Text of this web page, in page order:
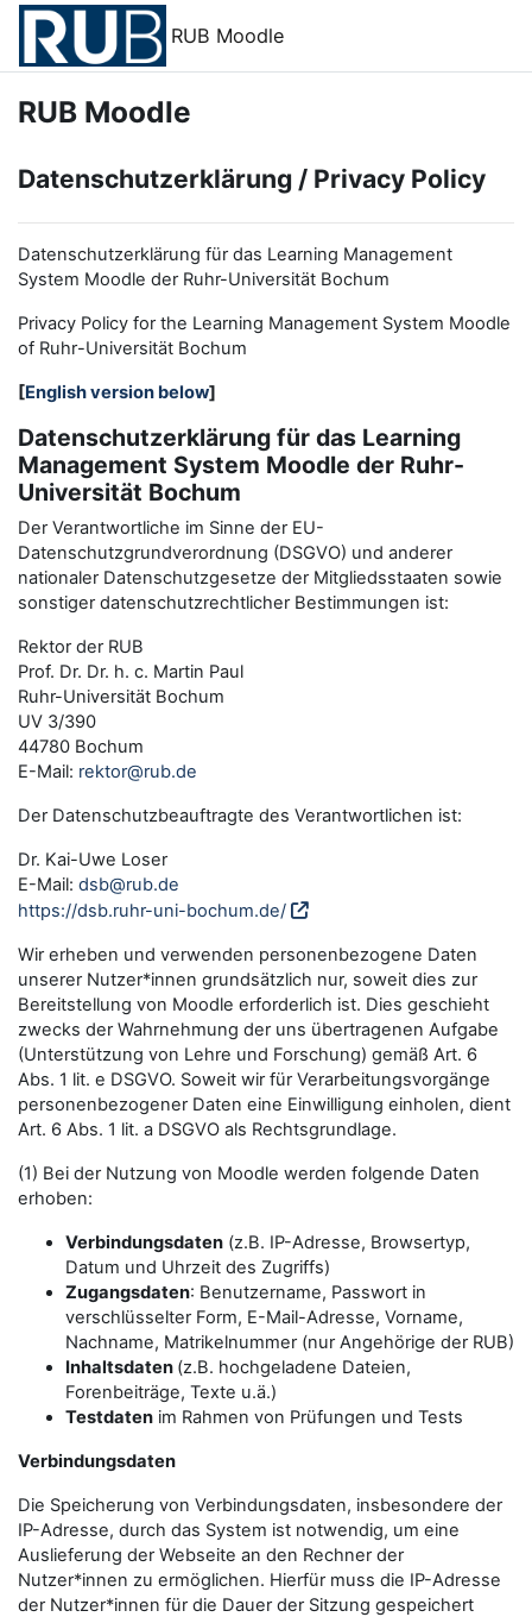
Zum Hauptinhalt
RUB Moodle
RUB Moodle
Datenschutzerklärung / Privacy Policy
Datenschutzerklärung für das Learning Management
System Moodle der Ruhr-Universität Bochum
Privacy Policy for the Learning Management System Moodle
of Ruhr-Universität Bochum
[English version below]
Datenschutzerklärung für das Learning
Management System Moodle der Ruhr-
Universität Bochum
Der Verantwortliche im Sinne der EU-
Datenschutzgrundverordnung (DSGVO) und anderer
nationaler Datenschutzgesetze der Mitgliedsstaaten sowie
sonstiger datenschutzrechtlicher Bestimmungen ist:
Rektor der RUB
Prof. Dr. Dr. h. c. Martin Paul
Ruhr-Universität Bochum
UV 3/390
44780 Bochum
E-Mail: rektor@rub.de
Der Datenschutzbeauftragte des Verantwortlichen ist:
Dr. Kai-Uwe Loser
E-Mail: dsb@rub.de
https://dsb.ruhr-uni-bochum.de/
Wir erheben und verwenden personenbezogene Daten
unserer Nutzer*innen grundsätzlich nur, soweit dies zur
Bereitstellung von Moodle erforderlich ist. Dies geschieht
zwecks der Wahrnehmung der uns übertragenen Aufgabe
(Unterstützung von Lehre und Forschung) gemäß Art. 6
Abs. 1 lit. e DSGVO. Soweit wir für Verarbeitungsvorgänge
personenbezogener Daten eine Einwilligung einholen, dient
Art. 6 Abs. 1 lit. a DSGVO als Rechtsgrundlage.
(1) Bei der Nutzung von Moodle werden folgende Daten
erhoben:
Verbindungsdaten (z.B. IP-Adresse, Browsertyp,
Datum und Uhrzeit des Zugriffs)
Zugangsdaten: Benutzername, Passwort in
verschlüsselter Form, E-Mail-Adresse, Vorname,
Nachname, Matrikelnummer (nur Angehörige der RUB)
Inhaltsdaten (z.B. hochgeladene Dateien,
Forenbeiträge, Texte u.ä.)
Testdaten im Rahmen von Prüfungen und Tests
Verbindungsdaten
Die Speicherung von Verbindungsdaten, insbesondere der
IP-Adresse, durch das System ist notwendig, um eine
Auslieferung der Webseite an den Rechner der
Nutzer*innen zu ermöglichen. Hierfür muss die IP-Adresse
der Nutzer*innen für die Dauer der Sitzung gespeichert